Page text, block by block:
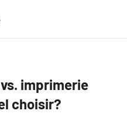
imprimerie
choisir?